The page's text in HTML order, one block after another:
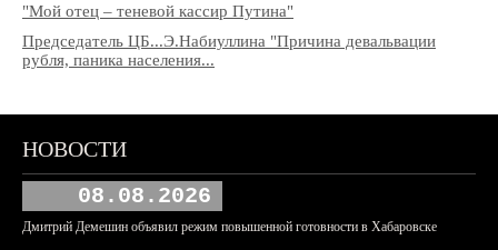
"Мой отец – теневой кассир Путина"
Председатель ЦБ...Э.Набиуллина "Причина девальвации
рубля, паника населения...
НОВОСТИ
08.08.2026
Дмитрий Демешин объявил режим повышенной готовности в Хабаровске